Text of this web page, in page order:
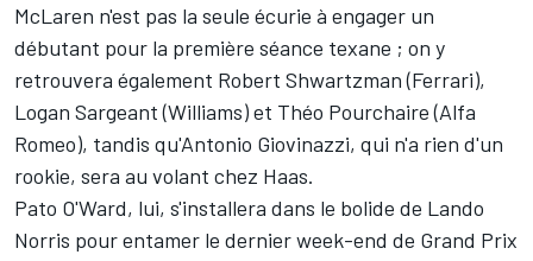
McLaren n'est pas la seule écurie à engager un
débutant pour la première séance texane ; on y
retrouvera également Robert Shwartzman(Ferrari),
Logan Sargeant(Williams) et Théo Pourchaire(Alfa
Romeo), tandis qu'Antonio Giovinazzi, qui n'a rien d'un
rookie, sera au volant chez Haas.
Pato O'Ward, lui, s'installera dans le bolide de Lando
Norris pour entamer le dernier week-end de Grand Prix